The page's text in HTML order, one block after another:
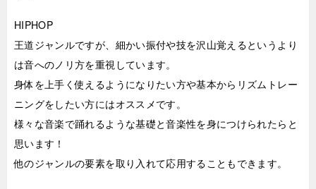
HIPHOP
王道ジャンルですが、細かい振付や技を沢山覚えるというより
は音へのノリ方を重視しています。
身体を上手く使えるようになりたい方や基本からリズムトレー
ニングをしたい方にはオススメです。
様々な音楽で踊れるような基礎と音楽性を身につけられたらと
思います！
他のジャンルの要素を取り入れて応用することもできます。